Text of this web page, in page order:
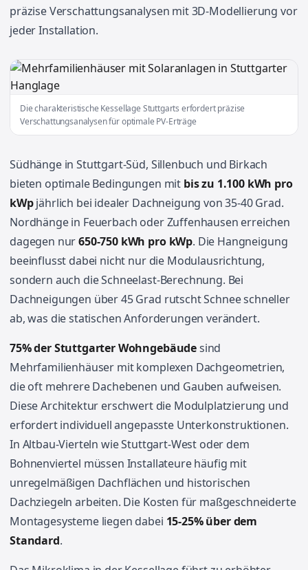
präzise Verschattungsanalysen mit 3D-Modellierung vor
jeder Installation.
Die charakteristische Kessellage Stuttgarts erfordert präzise
Verschattungsanalysen für optimale PV-Erträge
Südhänge in Stuttgart-Süd, Sillenbuch und Birkach
bieten optimale Bedingungen mit bis zu 1.100 kWh pro
kWpjährlich bei idealer Dachneigung von 35-40 Grad.
Nordhänge in Feuerbach oder Zuffenhausen erreichen
dagegen nur650-750 kWh pro kWp. Die Hangneigung
beeinflusst dabei nicht nur die Modulausrichtung,
sondern auch die Schneelast-Berechnung. Bei
Dachneigungen über 45 Grad rutscht Schnee schneller
ab, was die statischen Anforderungen verändert.
75% der Stuttgarter Wohngebäudesind
Mehrfamilienhäuser mit komplexen Dachgeometrien,
die oft mehrere Dachebenen und Gauben aufweisen.
Diese Architektur erschwert die Modulplatzierung und
erfordert individuell angepasste Unterkonstruktionen.
In Altbau-Vierteln wie Stuttgart-West oder dem
Bohnenviertel müssen Installateure häufig mit
unregelmäßigen Dachflächen und historischen
Dachziegeln arbeiten. Die Kosten für maßgeschneiderte
Montagesysteme liegen dabei 15-25% über dem
Standard.